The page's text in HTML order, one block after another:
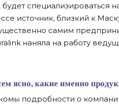
специализироваться
источник, близкий к
самим
наняла на работу
ясно, какие именно
подробности о